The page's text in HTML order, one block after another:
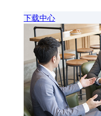
下载中心